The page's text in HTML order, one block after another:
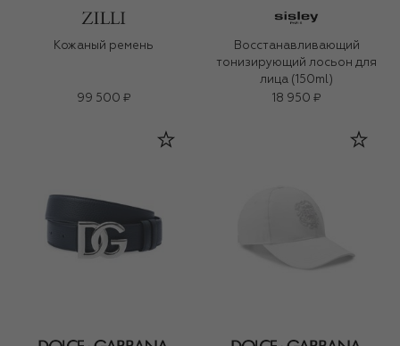
Кожаный ремень
99 500 ₽
Восстанавливающий
тонизирующий лосьон для
лица (150ml)
18 950 ₽